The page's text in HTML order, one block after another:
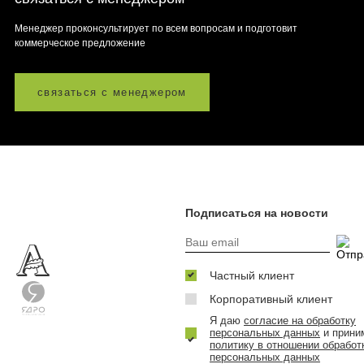
Менеджер проконсультирует по всем вопросам и подготовит
коммерческое предложение
связаться с менеджером
Подписаться на новости
Частный клиент
Корпоративный клиент
Я даю согласие на обработку
персональных данных и
политику в отношении
персональных данных